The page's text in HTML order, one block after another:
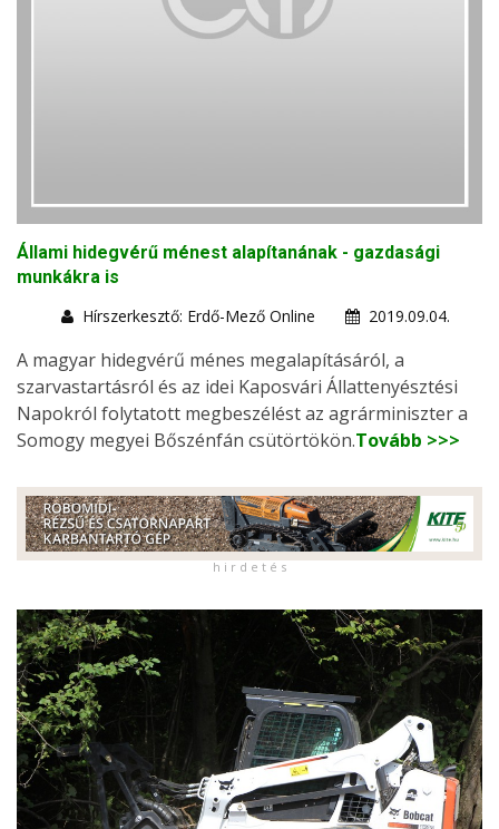
Állami hidegvérű ménest alapítanának - gazdasági
munkákra is
Hírszerkesztő: Erdő-Mező Online
2019.09.04.
A magyar hidegvérű ménes megalapításáról, a
szarvastartásról és az idei Kaposvári Állattenyésztési
Napokról folytatott megbeszélést az agrárminiszter a
Somogy megyei Bőszénfán csütörtökön.Tovább >>>
h i r d e t é s